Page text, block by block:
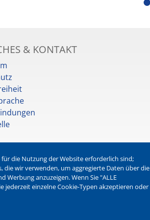
& KONTAKT
Newsletter der Stadt Waltrop
die Nutzung der Website erforderlich sind;
die wir verwenden, um aggregierte Daten über die
anzuzeigen. Wenn Sie "ALLE
jederzeit einzelne Cookie-Typen akzeptieren oder